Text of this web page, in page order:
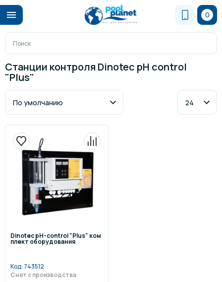
0
Станции контроля Dinotec pH control
"Plus"
Dinotec pH-control "Plus" ком
плект оборудования
Код: 743512
Снят с производства